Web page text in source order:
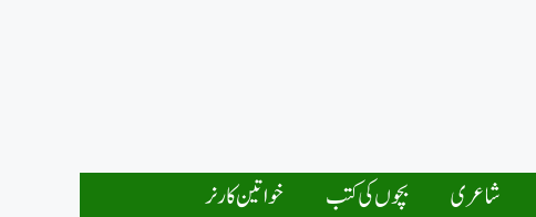
شاعری بچوں کی کتب خواتین کارنر